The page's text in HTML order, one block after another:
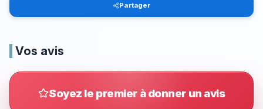
Partager
Vos avis
Soyez le premier à donner un avis